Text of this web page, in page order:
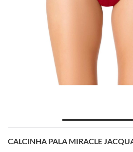
CALCINHA PALA MIRACLE